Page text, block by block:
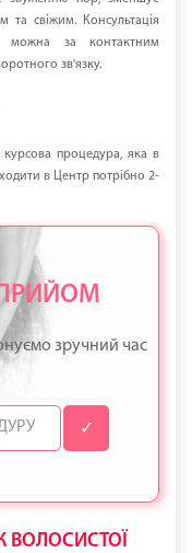
та свіжим. Консультація
можна за контактним
зв'язку.
процедура, яка в
в Центр потрібно 2-
зручний час
✓
ВОЛОСИСТОЇ